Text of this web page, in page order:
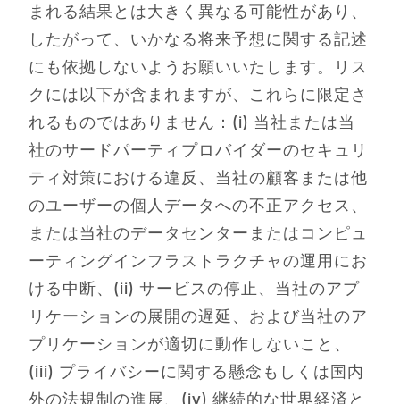
まれる結果とは大きく異なる可能性があり、
したがって、いかなる将来予想に関する記述
にも依拠しないようお願いいたします。リス
クには以下が含まれますが、これらに限定さ
れるものではありません：(i) 当社または当
社のサードパーティプロバイダーのセキュリ
ティ対策における違反、当社の顧客または他
のユーザーの個人データへの不正アクセス、
または当社のデータセンターまたはコンピュ
ーティングインフラストラクチャの運用にお
ける中断、(ii) サービスの停止、当社のアプ
リケーションの展開の遅延、および当社のア
プリケーションが適切に動作しないこと、
(iii) プライバシーに関する懸念もしくは国内
外の法規制の進展、(iv) 継続的な世界経済と